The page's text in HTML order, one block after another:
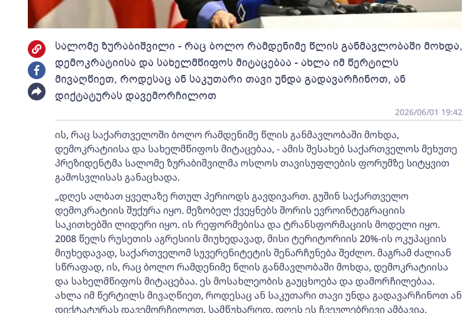
სალომე ზურაბიშვილი - რაც ბოლო რამდენიმე წლის განმავლობაში მოხდა,
დემოკრატიისა და სახელმწიფოს მიტაცებაა - ახლა იმ წერტილს
მივაღწიეთ, როდესაც ან საკუთარი თავი უნდა გადავარჩინოთ, ან
დიქტატურას დავემორჩილოთ
2026/06/01 19:42
ის, რაც საქართველოში ბოლო რამდენიმე წლის განმავლობაში მოხდა,
დემოკრატიისა და სახელმწიფოს მიტაცებაა, - ამის შესახებ საქართველოს მეხუთე
პრეზიდენტმა სალომე ზურაბიშვილმა ოსლოს თავისუფლების ფორუმზე სიტყვით
გამოსვლისას განაცხადა.
„დღეს ალბათ ყველაზე რთულ პერიოდს გავდივართ. გუშინ საქართველო
დემოკრატიის შუქურა იყო. მეზობელ ქვეყნებს შორის ევროინტეგრაციის
საკითხებში ლიდერი იყო. ის რეფორმებისა და ტრანსფორმაციის მოდელი იყო.
2008 წელს რუსეთის აგრესიის მიუხედავად, მისი ტერიტორიის 20%-ის ოკუპაციის
მიუხედავად, საქართველომ სუვერენიტეტის შენარჩუნება შეძლო. მაგრამ ძალიან
სწრაფად, ის, რაც ბოლო რამდენიმე წლის განმავლობაში მოხდა, დემოკრატიისა
და სახელმწიფოს მიტაცებაა. ეს მოსახლეობის გაუცხოება და დამორჩილებაა.
ახლა იმ წერტილს მივაღწიეთ, როდესაც ან საკუთარი თავი უნდა გადავარჩინოთ ან
დიქტატურას დავემორჩილოთ. სამწუხაროდ, დღეს ეს ჩვეულებრივი ამბავია,